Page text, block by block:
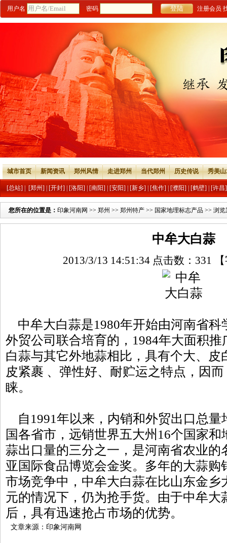
用户名 密码 注册会员
城市首页 新闻资讯 郑州风情 走进郑州 当代郑州 历史传说 秀美
[总站] [郑州] [开封] [洛阳] [南阳] [安阳] [新乡] [焦作] [濮阳] [鹤壁] [许昌]
您所在的位置是： 印象河南网 >> 郑州 >> 郑州特产 >> 国家地理标志产品 >> 浏览
中牟大白蒜
2013/3/13 14:51:34 点击数： 331
中牟大白蒜是1980年开始由河南省科
外贸公司联合培育的，1984年大面积
白蒜与其它外地蒜相比，具有个大、皮
皮紧裹 、弹性好、耐贮运之特点，因
睐。
自1991年以来，内销和外贸出口总量
国各省市，远销世界五大州16个国家
蒜出口量的三分之一，是河南省农业的
亚国际食品博览会金奖。多年的大蒜购
市场竞争中，中牟大白蒜在比山东金乡
元的情况下，仍为抢手货。由于中牟大
后，具有迅速抢占市场的优势。
文章来源：印象河南网